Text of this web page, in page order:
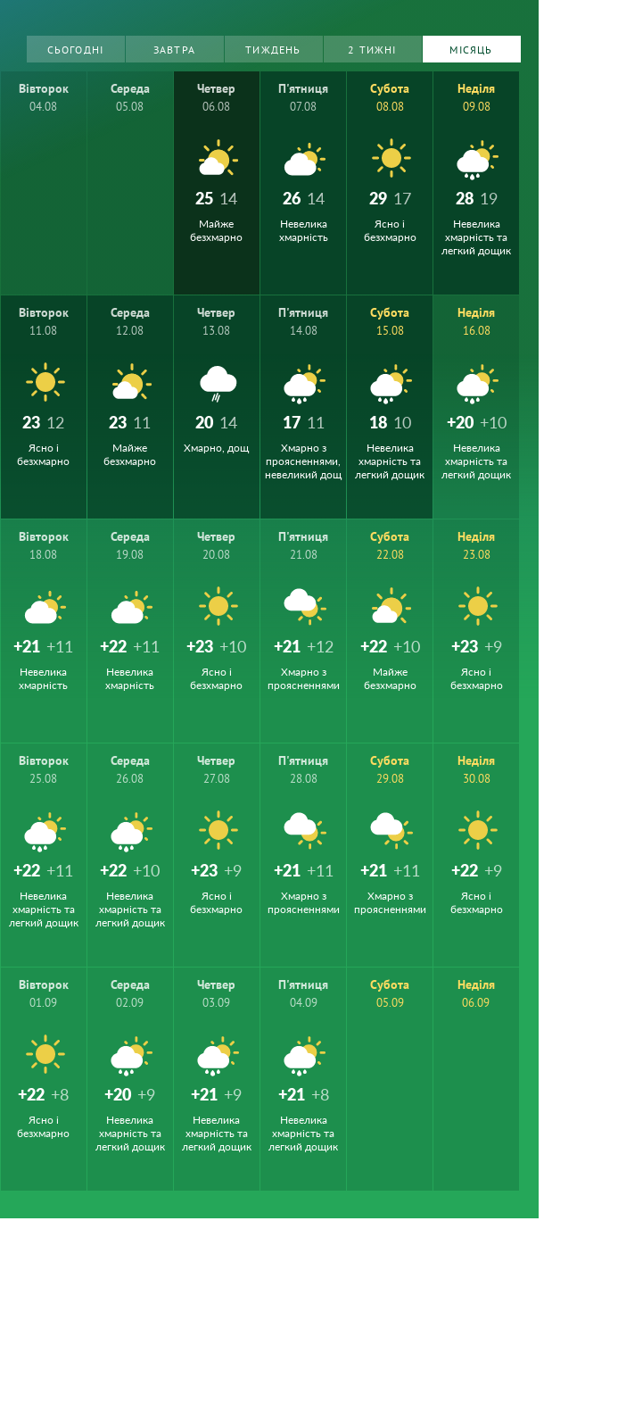
СЬОГОДНІ ЗАВТРА ТИЖДЕНЬ 2 ТИЖНІ МІСЯЦЬ
Вівторок
04.08
Середа
05.08
Четвер
06.08
25 14
Майже
безхмарно
П'ятниця
07.08
26 14
Невелика
хмарність
Субота
08.08
29 17
Ясно і
безхмарно
Неділя
09.08
28 19
Невелика
хмарність та
легкий дощик
Вівторок
11.08
23 12
Ясно і
безхмарно
Середа
12.08
23 11
Майже
безхмарно
Четвер
13.08
20 14
Хмарно, дощ
П'ятниця
14.08
17 11
Хмарно з
проясненнями,
невеликий дощ
Субота
15.08
18 10
Невелика
хмарність та
легкий дощик
Неділя
16.08
+20 +10
Невелика
хмарність та
легкий дощик
Вівторок
18.08
+21 +11
Невелика
хмарність
Середа
19.08
+22 +11
Невелика
хмарність
Четвер
20.08
+23 +10
Ясно і
безхмарно
П'ятниця
21.08
+21 +12
Хмарно з
проясненнями
Субота
22.08
+22 +10
Майже
безхмарно
Неділя
23.08
+23 +9
Ясно і
безхмарно
Вівторок
25.08
+22 +11
Невелика
хмарність та
легкий дощик
Середа
26.08
+22 +10
Невелика
хмарність та
легкий дощик
Четвер
27.08
+23 +9
Ясно і
безхмарно
П'ятниця
28.08
+21 +11
Хмарно з
проясненнями
Субота
29.08
+21 +11
Хмарно з
проясненнями
Неділя
30.08
+22 +9
Ясно і
безхмарно
Вівторок
01.09
+22 +8
Ясно і
безхмарно
Середа
02.09
+20 +9
Невелика
хмарність та
легкий дощик
Четвер
03.09
+21 +9
Невелика
хмарність та
легкий дощик
П'ятниця
04.09
+21 +8
Невелика
хмарність та
легкий дощик
Субота
05.09
Неділя
06.09